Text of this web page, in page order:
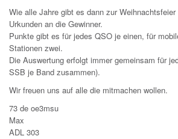
Wie alle Jahre gibt es dann zur
Urkunden an die Gewinner.
Punkte gibt es für jedes QSO je einen, für
Stationen zwei.
Die Auswertung erfolgt immer gemeinsam für
SSB je Band zusammen).
Wir freuen uns auf alle die mitmachen wollen.
73 de oe3msu
Max
ADL 303